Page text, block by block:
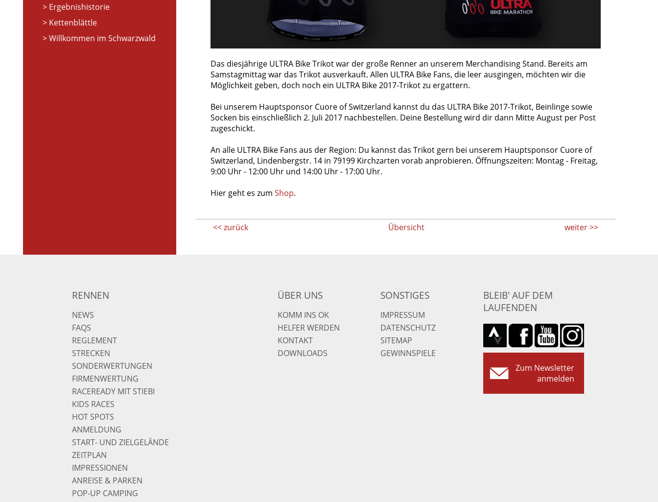
Ergebnishistorie
Kettenblättle
Willkommen im Schwarzwald
Das diesjährige ULTRA Bike Trikot war der große Renner an unserem Merchandising Stand. Bereits am
Samstagmittag war das Trikot ausverkauft. Allen ULTRA Bike Fans, die leer ausgingen, möchten wir die
Möglichkeit geben, doch noch ein ULTRA Bike 2017-Trikot zu ergattern.
Bei unserem Hauptsponsor Cuore of Switzerland kannst du das ULTRA Bike 2017-Trikot, Beinlinge sowie
Socken bis einschließlich 2. Juli 2017 nachbestellen. Deine Bestellung wird dir dann Mitte August per Post
zugeschickt.
An alle ULTRA Bike Fans aus der Region: Du kannst das Trikot gern bei unserem Hauptsponsor Cuore of
Switzerland, Lindenbergstr. 14 in 79199 Kirchzarten vorab anprobieren. Öffnungszeiten: Montag - Freitag,
9:00 Uhr - 12:00 Uhr und 14:00 Uhr - 17:00 Uhr.
Hier geht es zum Shop.
<< zurück weiter >>
Übersicht
RENNEN
NEWS
FAQS
REGLEMENT
STRECKEN
SONDERWERTUNGEN
FIRMENWERTUNG
RACEREADY MIT STIEBI
KIDS RACES
HOT SPOTS
ANMELDUNG
START- UND ZIELGELÄNDE
ZEITPLAN
IMPRESSIONEN
ANREISE & PARKEN
POP-UP CAMPING
ÜBER UNS
KOMM INS OK
HELFER WERDEN
KONTAKT
DOWNLOADS
SONSTIGES
IMPRESSUM
DATENSCHUTZ
SITEMAP
GEWINNSPIELE
BLEIB' AUF DEM
LAUFENDEN
Zum Newsletter
anmelden